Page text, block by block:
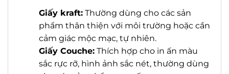
Giấy kraft: Thường dùng cho các sản
phẩm thân thiện với môi trường hoặc cần
cảm giác mộc mạc, tự nhiên.
Giấy Couche: Thích hợp cho in ấn màu
sắc rực rỡ, hình ảnh sắc nét, thường dùng